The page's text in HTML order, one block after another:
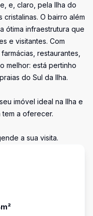
e, claro, pela Ilha do
O bairro além
ótima infraestrutura que
e visitantes. Com
restaurantes,
melhor: está pertinho
do Sul da Ilha.
imóvel ideal na Ilha e
a oferecer.
a sua visita.
m²